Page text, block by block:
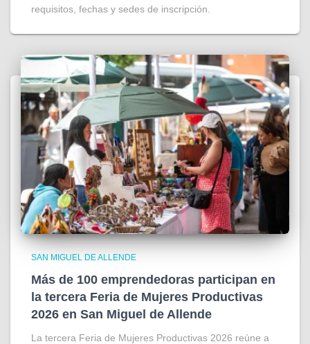
requisitos, fechas y sedes de inscripción.
SAN MIGUEL DE ALLENDE
Más de 100 emprendedoras participan en
la tercera Feria de Mujeres Productivas
2026 en San Miguel de Allende
La tercera Feria de Mujeres Productivas 2026 reúne a